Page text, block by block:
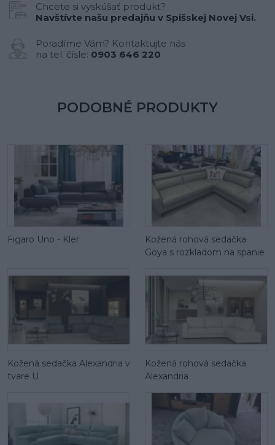
Chcete si vyskúšať produkt?
Navštívte našu predajňu v Spišskej Novej Vsi.
Poradíme Vám? Kontaktujte nás
na tel. čísle: 0903 646 220
PODOBNÉ PRODUKTY
Figaro Uno - Kler
Kožená rohová sedačka
Goya s rozkladom na spanie
Kožená sedačka Alexandria v
tvare U
Kožená rohová sedačka
Alexandria